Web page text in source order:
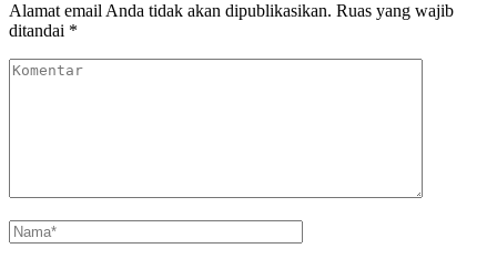
Alamat email Anda tidak akan dipublikasikan. Ruas yang wajib
ditandai *
Komentar
Nama*